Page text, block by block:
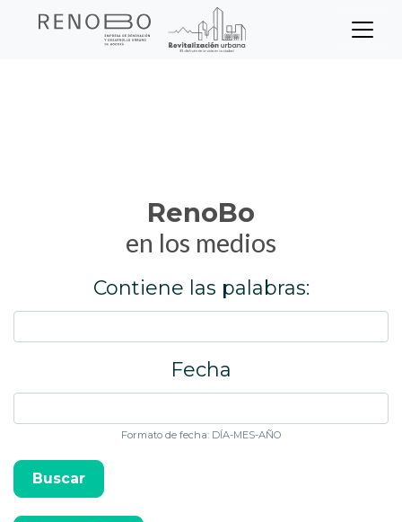
Sitio Web Empresa de
RenoBo en los medios
RenoBo
en los medios
Contiene las palabras:
Fecha
Formato de fecha: DÍA-MES-AÑO